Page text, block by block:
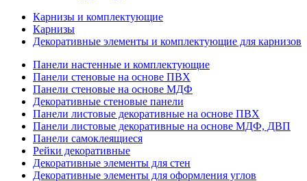
Карнизы и комплектующие
Карнизы
Декоративные элементы и комплектующие для карнизов
Панели настенные и комплектующие
Панели стеновые на основе ПВХ
Панели стеновые на основе МДФ
Декоративные стеновые панели
Панели листовые декоративные на основе ПВХ
Панели листовые декоративные на основе МДФ, ДВП
Панели самоклеящиеся
Рейки декоративные
Декоративные элементы для стен
Декоративные элементы для оформления углов